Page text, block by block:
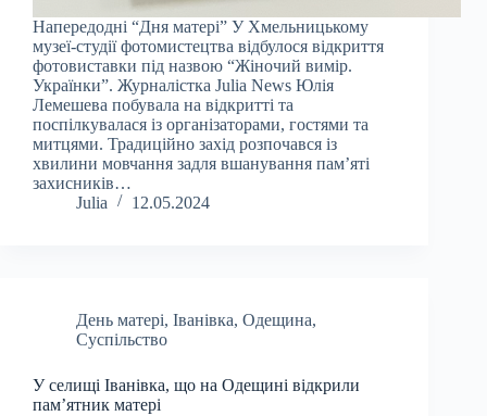
Напередодні “Дня матері” У Хмельницькому
музеї-студії фотомистецтва відбулося відкриття
фотовиставки під назвою “Жіночий вимір.
Українки”. Журналістка Julia News Юлія
Лемешева побувала на відкритті та
поспілкувалася із організаторами, гостями та
митцями. Традиційно захід розпочався із
хвилини мовчання задля вшанування памʼяті
захисників…
Julia
12.05.2024
День матері, Іванівка, Одещина,
Суспільство
У селищі Іванівка, що на Одещині відкрили
пам’ятник матері